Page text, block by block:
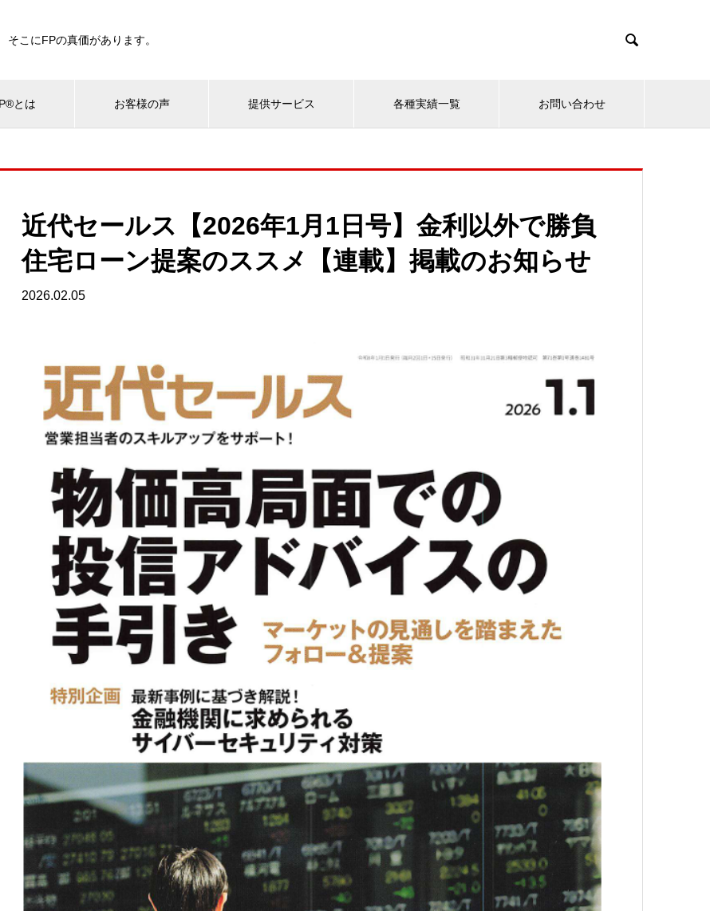
そこにFPの真価があります。 
とは お客様の声 提供サービス 各種実績一覧 お問い合わせ
近代セールス【2026年1月1日号】金利以外で勝負
住宅ローン提案のススメ【連載】掲載のお知らせ
2026.02.05